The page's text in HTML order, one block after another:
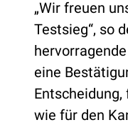
„Wir freuen
Testsieg“, so
eine
wie für den